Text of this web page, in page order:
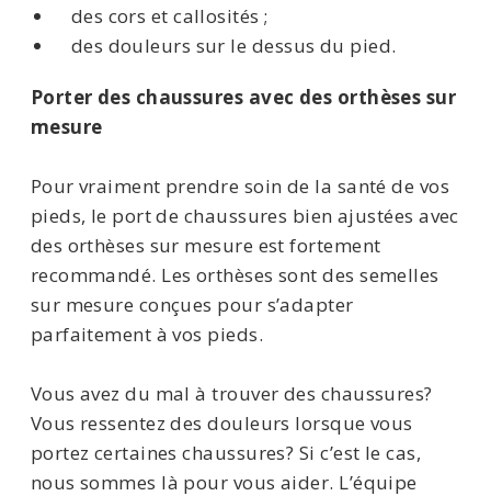
des cors et callosités ;
des douleurs sur le dessus du pied.
Porter des chaussures avec des orthèses sur
mesure
Pour vraiment prendre soin de la santé de vos
pieds, le port de chaussures bien ajustées avec
des orthèses sur mesure est fortement
recommandé. Les orthèses sont des semelles
sur mesure conçues pour s’adapter
parfaitement à vos pieds.
Vous avez du mal à trouver des chaussures?
Vous ressentez des douleurs lorsque vous
portez certaines chaussures? Si c’est le cas,
nous sommes là pour vous aider. L’équipe